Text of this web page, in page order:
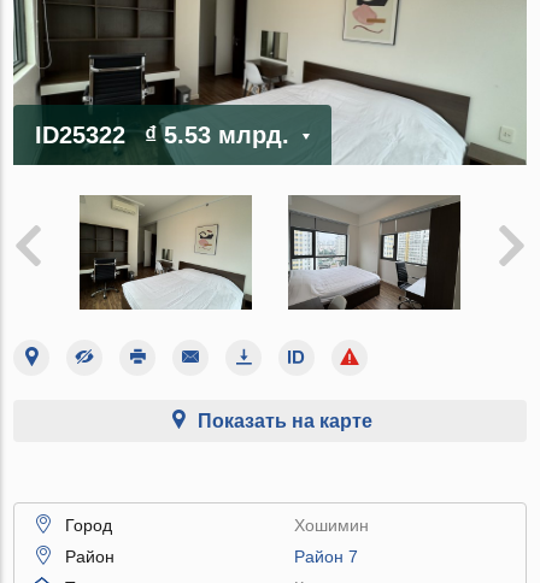
ID25322 ₫ 5.53 млрд.
Показать на карте
Город
Хошимин
Район
Район 7